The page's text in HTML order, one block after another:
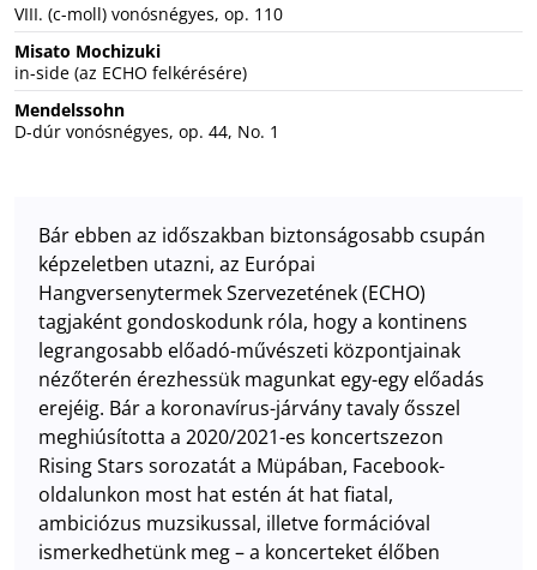
VIII. (c-moll) vonósnégyes, op. 110
Misato Mochizuki
in-side (az ECHO felkérésére)
Mendelssohn
D-dúr vonósnégyes, op. 44, No. 1
Bár ebben az időszakban biztonságosabb csupán
képzeletben utazni, az Európai
Hangversenytermek Szervezetének (ECHO)
tagjaként gondoskodunk róla, hogy a kontinens
legrangosabb előadó-művészeti központjainak
nézőterén érezhessük magunkat egy-egy előadás
erejéig. Bár a koronavírus-járvány tavaly ősszel
meghiúsította a 2020/2021-es koncertszezon
Rising Stars sorozatát a Müpában, Facebook-
oldalunkon most hat estén át hat fiatal,
ambiciózus muzsikussal, illetve formációval
ismerkedhetünk meg – a koncerteket élőben